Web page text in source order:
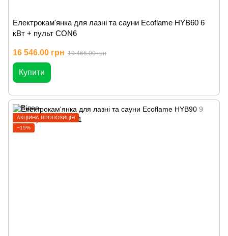
Електрокам'янка для лазні та сауни Ecoflame HYB60 6
кВт + пульт CON6
16 546.00 грн 19 466.00 грн
Купити
АКЦІЙНА ПРОПОЗИЦІЯ
−15%